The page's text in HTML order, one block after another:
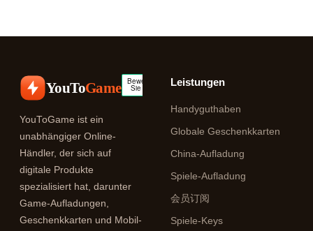
YouToGame
YouToGame ist ein
unabhängiger Online-
Händler, der sich auf
digitale Produkte
spezialisiert hat, darunter
Game-Aufladungen,
Geschenkkarten und Mobil-
Leistungen
Handyguthaben
Globale Geschenkkarten
China-Aufladung
Spiele-Aufladung
会员订阅
Spiele-Keys